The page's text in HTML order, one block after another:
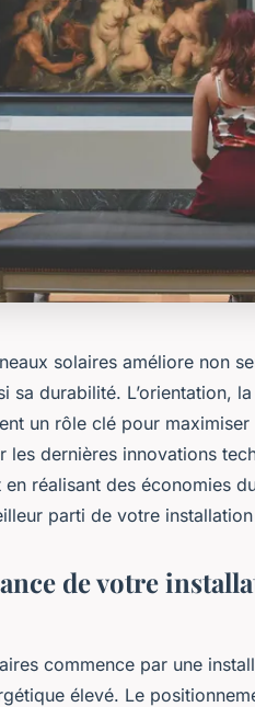
solaires améliore non
sa durabilité. L’orientation,
un rôle clé pour
les dernières innovations
réalisant des économies
parti de votre
de votre
commence par une
élevé. Le